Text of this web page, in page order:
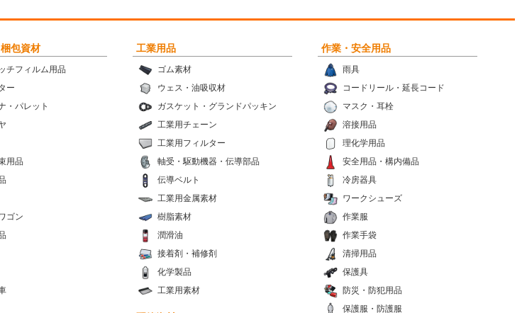
包資材
チフィルム用品
ー
・パレット
用品
ゴン
工業用品
ゴム素材
ウェス・油吸収材
ガスケット・グランドパッキン
工業用チェーン
工業用フィルター
軸受・駆動機器・伝導部品
伝導ベルト
工業用金属素材
樹脂素材
潤滑油
接着剤・補修剤
化学製品
工業用素材
作業・安全用品
雨具
コードリール・延長コード
マスク・耳栓
溶接用品
理化学用品
安全用品・構内備品
冷房器具
ワークシューズ
作業服
作業手袋
清掃用品
保護具
防災・防犯用品
保護服・防護服